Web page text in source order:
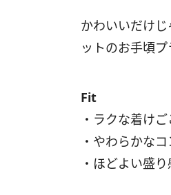
かわいいだけ
ットのお手頃プ
Fit
・ラクな着け
・やわらかな
・ほどよい盛